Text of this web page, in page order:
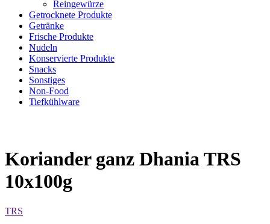
Reingewürze
Getrocknete Produkte
Getränke
Frische Produkte
Nudeln
Konservierte Produkte
Snacks
Sonstiges
Non-Food
Tiefkühlware
Koriander ganz Dhania TRS
10x100g
TRS